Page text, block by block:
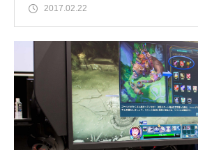
2017.02.22